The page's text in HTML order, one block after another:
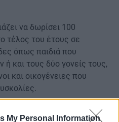
My Personal Information
να δωρίσει 100
τέλος του έτους σε
όπως παιδιά που
και τους δύο γονείς τους,
και οικογένειες που